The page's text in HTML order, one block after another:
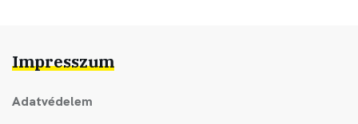
Impresszum
Adatvédelem